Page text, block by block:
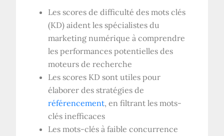
Les scores de difficulté des mots clés
(KD) aident les spécialistes du
marketing numérique à comprendre
les performances potentielles des
moteurs de recherche
Les scores KD sont utiles pour
élaborer des stratégies de
référencement, en filtrant les mots-
clés inefficaces
Les mots-clés à faible concurrence